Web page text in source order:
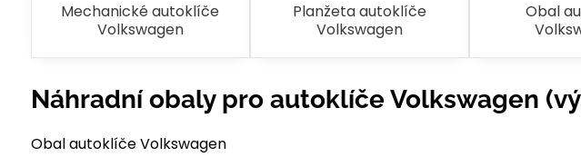
Mechanické autoklíče
Volkswagen
Planžeta autoklíče
Volkswagen
Obal
Náhradní obaly pro autoklíče Volkswagen
Obal autoklíče Volkswagen